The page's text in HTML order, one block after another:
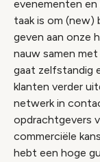
evenementen
taak is om (new)
geven aan onze
nauw samen met
gaat zelfstandig
klanten verder
netwerk in
opdrachtgevers
commerciële
hebt een hoge